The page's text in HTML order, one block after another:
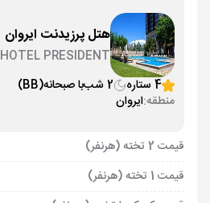
هتل پرزیدنت ایروان
HOTEL PRESIDENT
4 ستاره
2 شب با صبحانه(BB)
منطقه:ایروان
قیمت 2 تخته (هرنفر)
قیمت 1 تخته (هرنفر)